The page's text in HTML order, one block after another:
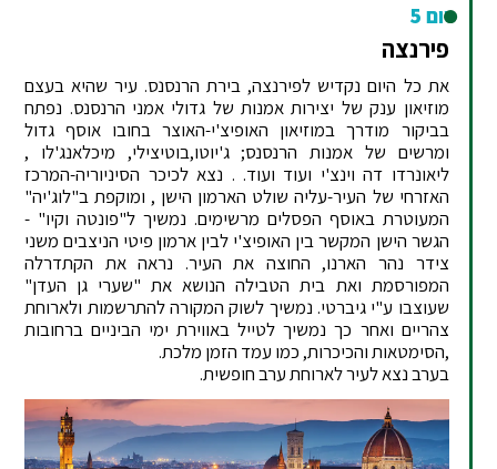
יום 5
פירנצה
את כל היום נקדיש לפירנצה, בירת הרנסנס. עיר שהיא בעצם
מוזיאון ענק של יצירות אמנות של גדולי אמני הרנסנס. נפתח
בביקור מודרך במוזיאון האופיצ'י-האוצר בחובו אוסף גדול
ומרשים של אמנות הרנסנס; ג'יוטו,בוטיצילי, מיכלאנג'לו ,
ליאונרדו דה וינצ'י ועוד ועוד. . נצא לכיכר הסיניוריה-המרכז
האזרחי של העיר-עליה שולט הארמון הישן , ומוקפת ב"לוג'יה"
המעוטרת באוסף הפסלים מרשימים. נמשיך ל"פונטה וקיו" -
הגשר הישן המקשר בין האופיצ'י לבין ארמון פיטי הניצבים משני
צידר נהר הארנו, החוצה את העיר. נראה את הקתדרלה
המפורסמת ואת בית הטבילה הנושא את "שערי גן העדן"
שעוצבו ע"י גיברטי. נמשיך לשוק המקורה להתרשמות ולארוחת
צהריים ואחר כך נמשיך לטייל באווירת ימי הביניים ברחובות
,הסימטאות והכיכרות, כמו עמד הזמן מלכת.
בערב נצא לעיר לארוחת ערב חופשית.